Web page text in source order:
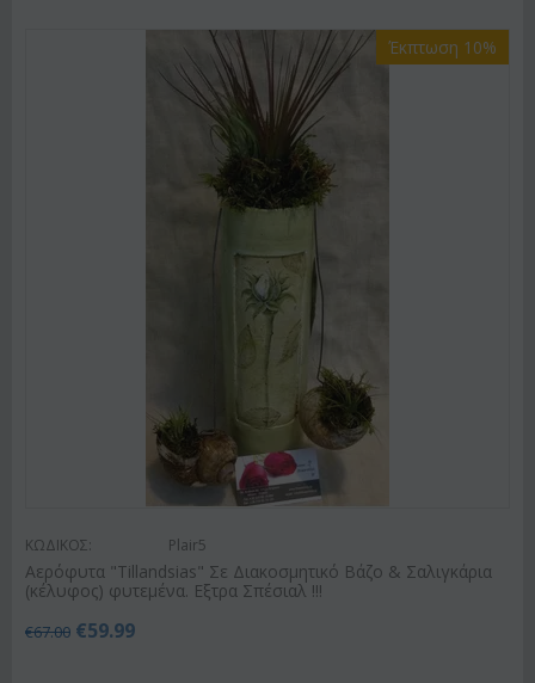
Έκπτωση 10%
ΚΩΔΙΚΟΣ: Plair5
Αερόφυτα "Tillandsias" Σε Διακοσμητικό Βάζο & Σαλιγκάρια
(κέλυφος) φυτεμένα. Εξτρα Σπέσιαλ !!!
€67.00 €59.99